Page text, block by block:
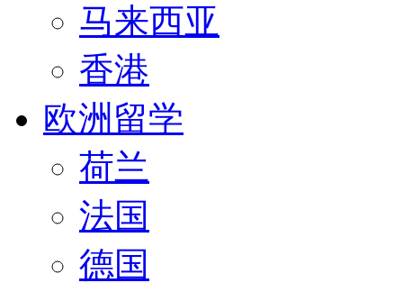
马来西亚
香港
欧洲留学
荷兰
法国
德国